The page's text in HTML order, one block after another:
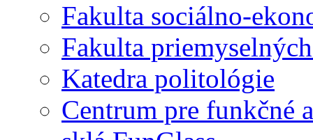
Fakulta sociálno-
Fakulta
Katedra politológie
Centrum pre funkčné